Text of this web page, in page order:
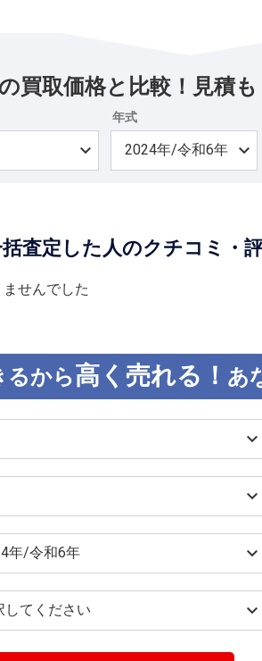
強力なバッテリ
ンプ、改良型回
高速から減速
400kWへと30
マンスバッテリ
配分することで
ト、ドライブモ
準で装備。また
ともにリニュー
ールライトを
た。またフロン
感を強調するデ
技術を導入し
ガラスルック
は、乗車時と
ターボSは内外
で、ほかのモ
ンストルメント
助手席側ディス
買取価格と比較！見積も
年式
査定した人のクチコミ・
せんでした
るから高く売れる！ あ